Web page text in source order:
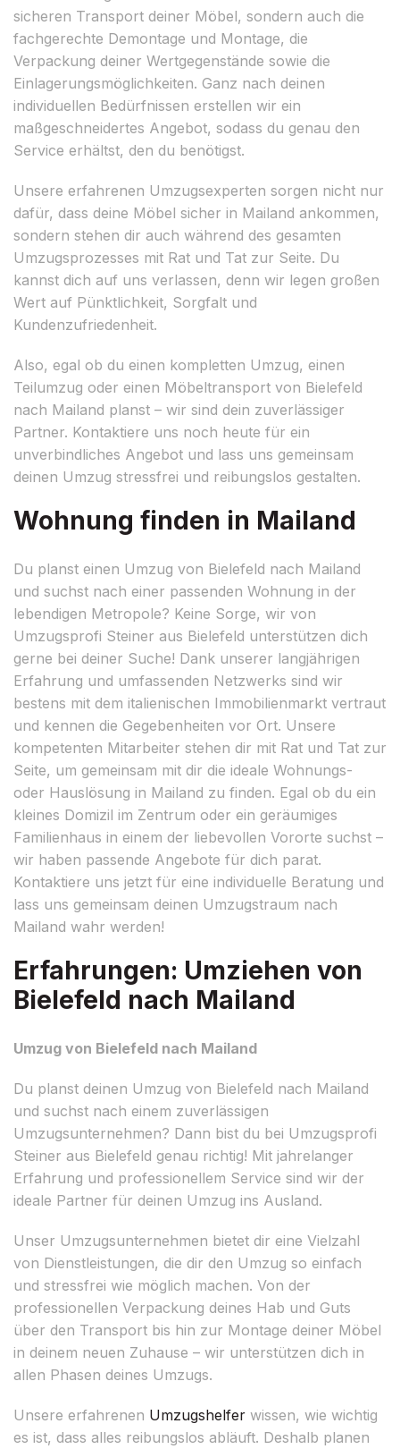
sicheren Transport deiner Möbel, sondern auch die
fachgerechte Demontage und Montage, die
Verpackung deiner Wertgegenstände sowie die
Einlagerungsmöglichkeiten. Ganz nach deinen
individuellen Bedürfnissen erstellen wir ein
maßgeschneidertes Angebot, sodass du genau den
Service erhältst, den du benötigst.
Unsere erfahrenen Umzugsexperten sorgen nicht nur
dafür, dass deine Möbel sicher in Mailand ankommen,
sondern stehen dir auch während des gesamten
Umzugsprozesses mit Rat und Tat zur Seite. Du
kannst dich auf uns verlassen, denn wir legen großen
Wert auf Pünktlichkeit, Sorgfalt und
Kundenzufriedenheit.
Also, egal ob du einen kompletten Umzug, einen
Teilumzug oder einen Möbeltransport von Bielefeld
nach Mailand planst – wir sind dein zuverlässiger
Partner. Kontaktiere uns noch heute für ein
unverbindliches Angebot und lass uns gemeinsam
deinen Umzug stressfrei und reibungslos gestalten.
Wohnung finden in Mailand
Du planst einen Umzug von Bielefeld nach Mailand
und suchst nach einer passenden Wohnung in der
lebendigen Metropole? Keine Sorge, wir von
Umzugsprofi Steiner aus Bielefeld unterstützen dich
gerne bei deiner Suche! Dank unserer langjährigen
Erfahrung und umfassenden Netzwerks sind wir
bestens mit dem italienischen Immobilienmarkt vertraut
und kennen die Gegebenheiten vor Ort. Unsere
kompetenten Mitarbeiter stehen dir mit Rat und Tat zur
Seite, um gemeinsam mit dir die ideale Wohnungs-
oder Hauslösung in Mailand zu finden. Egal ob du ein
kleines Domizil im Zentrum oder ein geräumiges
Familienhaus in einem der liebevollen Vororte suchst –
wir haben passende Angebote für dich parat.
Kontaktiere uns jetzt für eine individuelle Beratung und
lass uns gemeinsam deinen Umzugstraum nach
Mailand wahr werden!
Erfahrungen: Umziehen von
Bielefeld nach Mailand
Umzug von Bielefeld nach Mailand
Du planst deinen Umzug von Bielefeld nach Mailand
und suchst nach einem zuverlässigen
Umzugsunternehmen? Dann bist du bei Umzugsprofi
Steiner aus Bielefeld genau richtig! Mit jahrelanger
Erfahrung und professionellem Service sind wir der
ideale Partner für deinen Umzug ins Ausland.
Unser Umzugsunternehmen bietet dir eine Vielzahl
von Dienstleistungen, die dir den Umzug so einfach
und stressfrei wie möglich machen. Von der
professionellen Verpackung deines Hab und Guts
über den Transport bis hin zur Montage deiner Möbel
in deinem neuen Zuhause – wir unterstützen dich in
allen Phasen deines Umzugs.
Unsere erfahrenen Umzugshelfer wissen, wie wichtig
es ist, dass alles reibungslos abläuft. Deshalb planen